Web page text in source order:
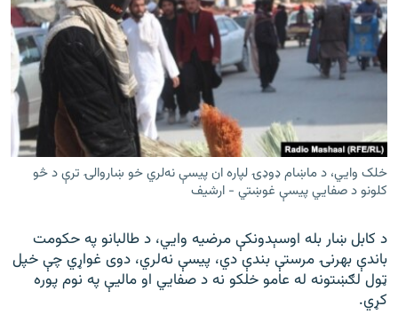
خلک وايي، د ماښام ډوډۍ لپاره ان پيسې نه‌لري خو ښاروالۍ ترې د څو
کلونو د صفايي پيسې غوښتي - ارشيف
د کابل ښار بله اوسېدونکې مرضیه وایي، د طالبانو په حکومت
باندې بهرنۍ مرستې بندې دي، پیسې نه‌لري، دوی غواړي چې خپل
ټول لګښتونه له عامو خلکو نه د صفایي او مالیې په نوم پوره
کړي.